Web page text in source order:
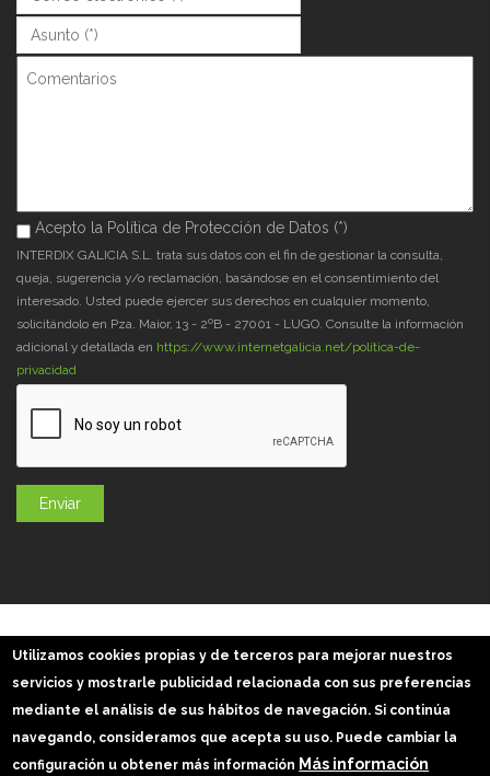
Asunto (*)*
Comentarios
Acepto la Política de Protección de Datos (*)
Acepto la Política de Protección de Datos (*)
INTERDIX GALICIA S.L. trata sus datos con el fin de gestionar la consulta,
queja, sugerencia y/o reclamación, basándose en el consentimiento del
interesado. Usted puede ejercer sus derechos en cualquier momento,
solicitándolo en Pza. Maior, 13 - 2ºB - 27001 - LUGO. Consulte la información
adicional y detallada en https://www.internetgalicia.net/política-de-
privacidad
Imágenes slider: Freepik
Utilizamos cookies propias y de terceros para mejorar nuestros
servicios y mostrarle publicidad relacionada con sus preferencias
mediante el análisis de sus hábitos de navegación. Si continúa
navegando, consideramos que acepta su uso. Puede cambiar la
configuración u obtener más información Más información